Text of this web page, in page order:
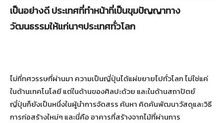
เป็นอย่างดี ประเทศที่ทำหน้าที่เป็นขุมปัญญาทาง
วัฒนธรรมให้แก่นาๆประเทศทั่วโลก
ไม่กี่ทศวรรษที่ผ่านมา ความเป็นญี่ปุ่นได้แผ่ขยายไปทั่วโลก ไม่ใช่แค่
ในด้านเทคโนโลยี แต่ในด้านของศิลปะด้วย และในด้านสถาปัตย์
ญี่ปุ่นก็ยังเป็นหนึ่งในผู้นำการจัดสรร ค้นหา คิดค้นพัฒนาวัสดุและวิธี
การก่อสร้างใหม่ๆ และนี่คือ อาคารที่สร้างจากไม้ที่ผ่านการ